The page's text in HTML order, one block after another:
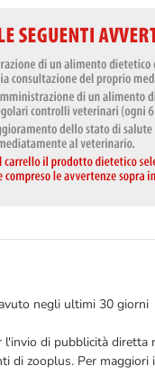
negli ultimi 30 giorni
di pubblicità
di zooplus. Per maggiori